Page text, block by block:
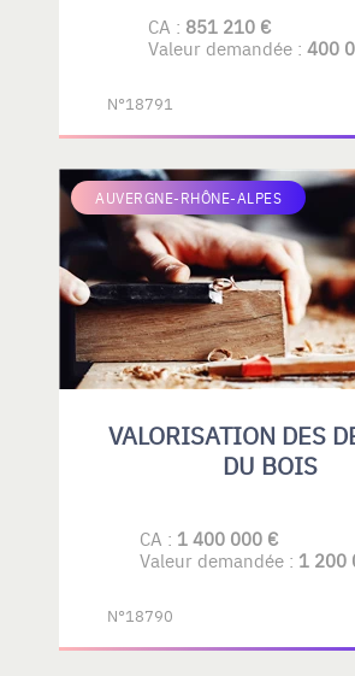
CA : 851 210 €
Valeur demandée : 400
N°18791
AUVERGNE-RHÔNE-ALPES
VALORISATION DES
DU BOIS
CA : 1 400 000 €
Valeur demandée : 1 200
N°18790